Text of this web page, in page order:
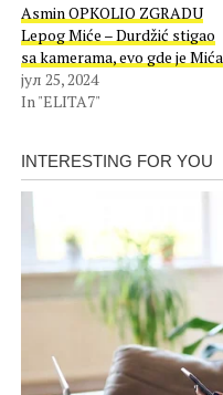
Asmin OPKOLIO ZGRADU
Lepog Miće – Durdžić stigao
sa kamerama, evo gde je Mića
јул 25, 2024
In "ELITA7"